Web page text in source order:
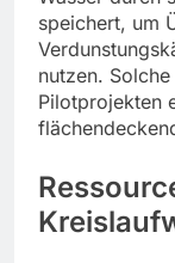
speichert, um
nutzen.
Pilotprojekten